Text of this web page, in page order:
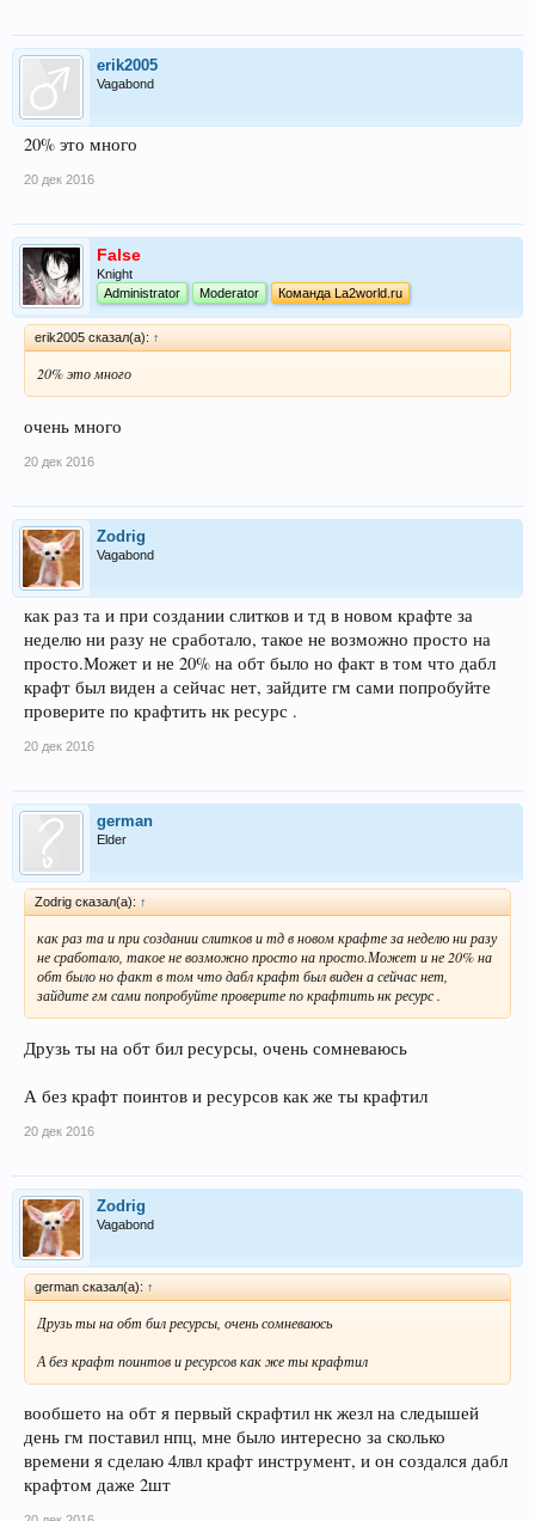
erik2005
Vagabond
20% это много
20 дек 2016
False
Knight
Administrator
Moderator Команда La2world.ru
erik2005 сказал(а): ↑
20% это много
очень много
20 дек 2016
Zodrig
Vagabond
как раз та и при создании слитков и тд в новом крафте за
неделю ни разу не сработало, такое не возможно просто на
просто.Может и не 20% на обт было но факт в том что дабл
крафт был виден а сейчас нет, зайдите гм сами попробуйте
проверите по крафтить нк ресурс .
20 дек 2016
german
Elder
Zodrig сказал(а): ↑
как раз та и при создании слитков и тд в новом крафте за неделю ни разу
не сработало, такое не возможно просто на просто.Может и не 20% на
обт было но факт в том что дабл крафт был виден а сейчас нет,
зайдите гм сами попробуйте проверите по крафтить нк ресурс .
Друзь ты на обт бил ресурсы, очень сомневаюсь
А без крафт поинтов и ресурсов как же ты крафтил
20 дек 2016
Zodrig
Vagabond
german сказал(а): ↑
Друзь ты на обт бил ресурсы, очень сомневаюсь
А без крафт поинтов и ресурсов как же ты крафтил
вообшето на обт я первый скрафтил нк жезл на следышей
день гм поставил нпц, мне было интересно за сколько
времени я сделаю 4лвл крафт инструмент, и он создался дабл
крафтом даже 2шт